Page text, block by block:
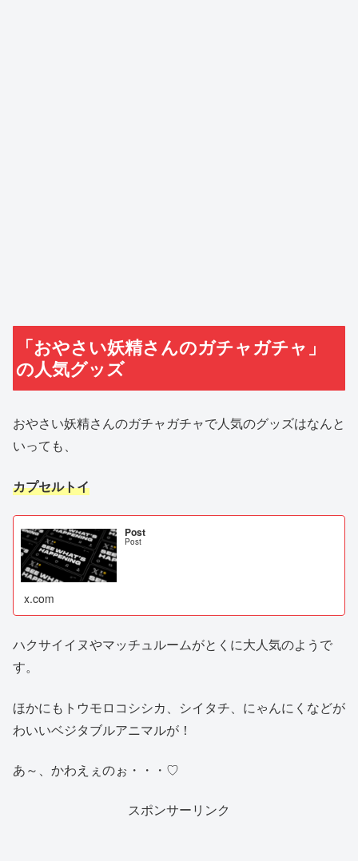
「おやさい妖精さんのガチャガチャ」
の人気グッズ
おやさい妖精さんのガチャガチャで人気のグッズはなんと
いっても、
カプセルトイ
Post
Post
x.com
ハクサイイヌやマッチュルームがとくに大人気のようで
す。
ほかにもトウモロコシシカ、シイタチ、にゃんにくなどが
わいいベジタブルアニマルが！
あ～、かわえぇのぉ・・・♡
スポンサーリンク